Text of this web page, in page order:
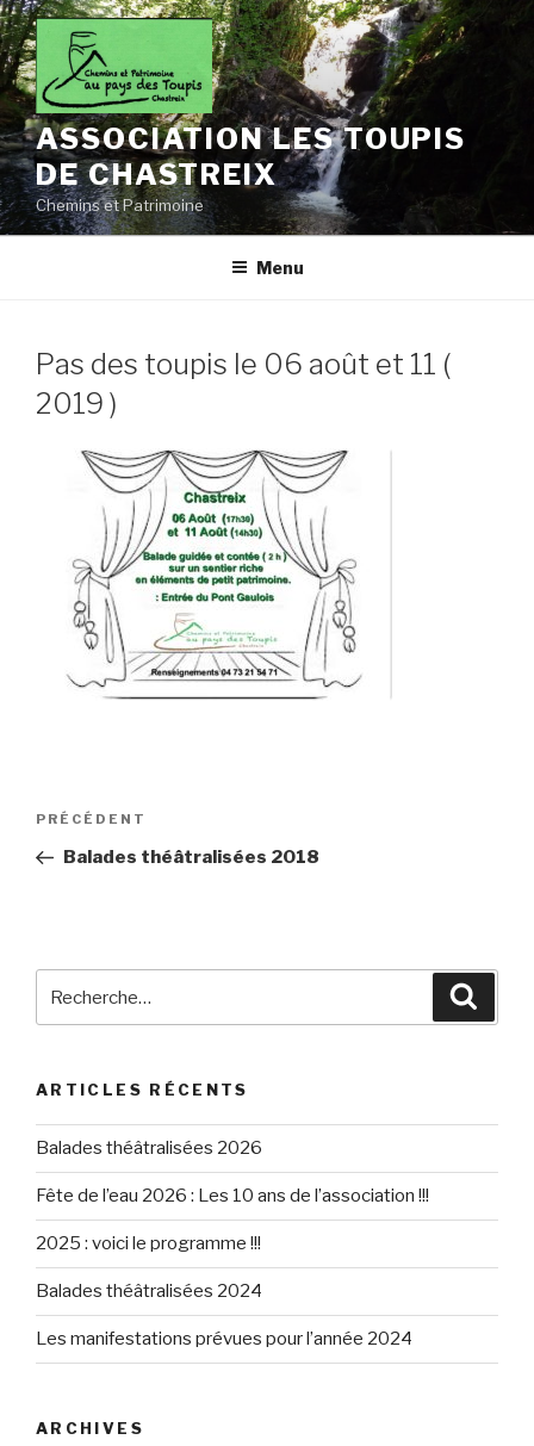
Aller
au
contenu
principal
ASSOCIATION LES TOUPIS
DE CHASTREIX
Chemins et Patrimoine
Menu
Pas des toupis le 06 août et 11 (
2019 )
Navigation
l’article
Article
précédent
PRÉCÉDENT
Balades théâtralisées 2018
ARTICLES RÉCENTS
Balades théâtralisées 2026
Fête de l’eau 2026 : Les 10 ans de l’association !!!
2025 : voici le programme !!!
Balades théâtralisées 2024
Les manifestations prévues pour l’année 2024
ARCHIVES